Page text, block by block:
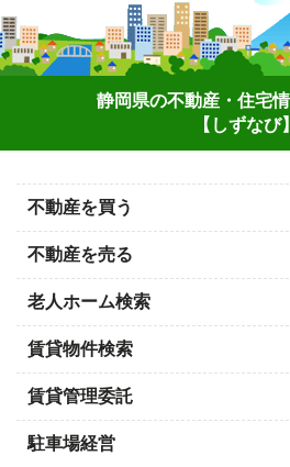
静岡県の不動産・住宅
【しずなび】
不動産を買う
不動産を売る
老人ホーム検索
賃貸物件検索
賃貸管理委託
駐車場経営